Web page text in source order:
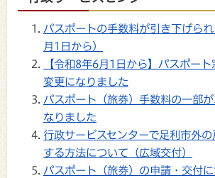
パスポートの手数料が引き下げら
月1日から）
【令和8年6月1日から】パスポー
変更になりました
パスポート（旅券）手数料の一部
なりました
行政サービスセンターで足利市外
する方法について（広域交付）
パスポート（旅券）の申請・交付